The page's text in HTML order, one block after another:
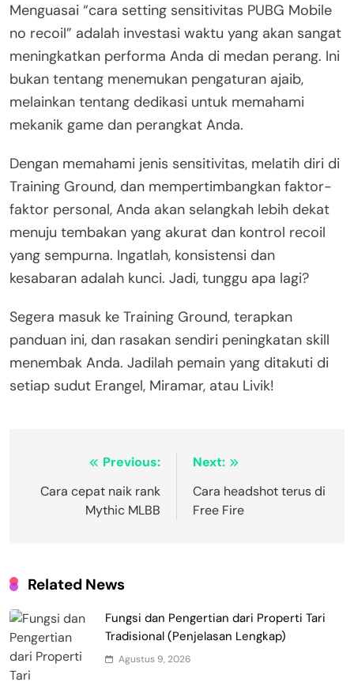
Menguasai “cara setting sensitivitas PUBG Mobile
no recoil” adalah investasi waktu yang akan sangat
meningkatkan performa Anda di medan perang. Ini
bukan tentang menemukan pengaturan ajaib,
melainkan tentang dedikasi untuk memahami
mekanik game dan perangkat Anda.
Dengan memahami jenis sensitivitas, melatih diri di
Training Ground, dan mempertimbangkan faktor-
faktor personal, Anda akan selangkah lebih dekat
menuju tembakan yang akurat dan kontrol recoil
yang sempurna. Ingatlah, konsistensi dan
kesabaran adalah kunci. Jadi, tunggu apa lagi?
Segera masuk ke Training Ground, terapkan
panduan ini, dan rasakan sendiri peningkatan skill
menembak Anda. Jadilah pemain yang ditakuti di
setiap sudut Erangel, Miramar, atau Livik!
Navigasi
pos
Previous:
Cara cepat naik rank
Mythic MLBB
Next:
Cara headshot terus di
Free Fire
Related News
Fungsi dan Pengertian dari Properti Tari
Tradisional (Penjelasan Lengkap)
Agustus 9, 2026